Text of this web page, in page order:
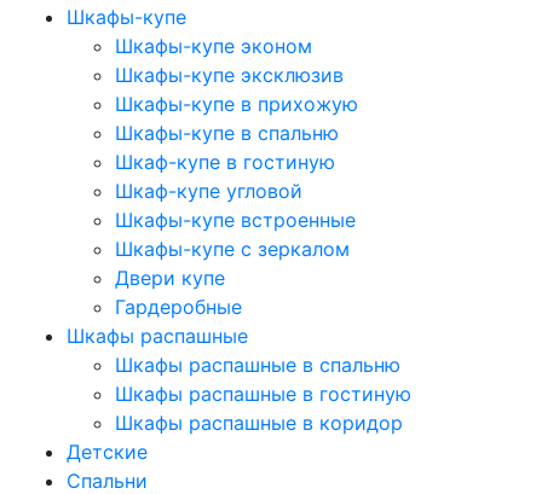
Шкафы-купе
Шкафы-купе эконом
Шкафы-купе эксклюзив
Шкафы-купе в прихожую
Шкафы-купе в спальню
Шкаф-купе в гостиную
Шкаф-купе угловой
Шкафы-купе встроенные
Шкафы-купе с зеркалом
Двери купе
Гардеробные
Шкафы распашные
Шкафы распашные в спальню
Шкафы распашные в гостиную
Шкафы распашные в коридор
Детские
Спальни